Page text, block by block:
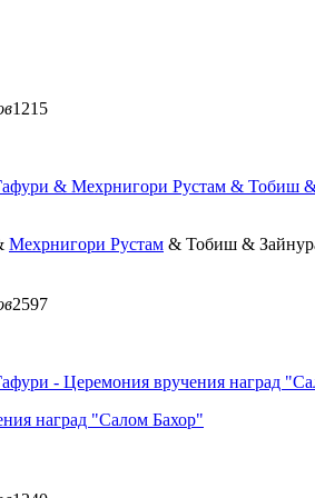
1215
Мехрнигори Рустам & Тобиш &
2597
наград "Салом Бахор"